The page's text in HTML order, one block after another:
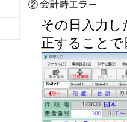
その日入力
正すること